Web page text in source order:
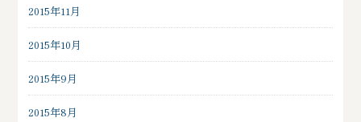
2015年11月
2015年10月
2015年9月
2015年8月